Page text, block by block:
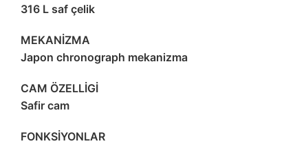
316 L saf çelik
MEKANİZMA
Japon chronograph mekanizma
CAM ÖZELLİGİ
Safir cam
FONKSİYONLAR